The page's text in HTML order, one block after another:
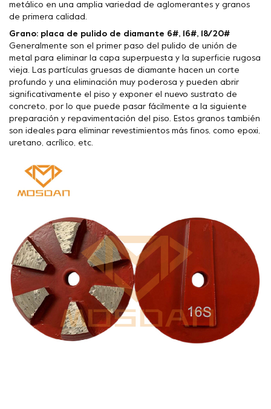
metálico en una amplia variedad de aglomerantes y granos
de primera calidad.
Grano: placa de pulido de diamante 6#, 16#, 18/20#
Generalmente son el primer paso del pulido de unión de
metal para eliminar la capa superpuesta y la superficie rugosa
vieja. Las partículas gruesas de diamante hacen un corte
profundo y una eliminación muy poderosa y pueden abrir
significativamente el piso y exponer el nuevo sustrato de
concreto, por lo que puede pasar fácilmente a la siguiente
preparación y repavimentación del piso. Estos granos también
son ideales para eliminar revestimientos más finos, como epoxi,
uretano, acrílico, etc.